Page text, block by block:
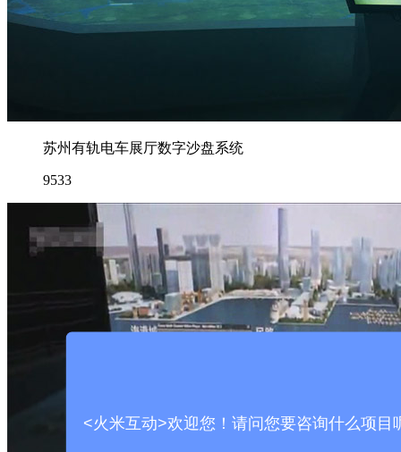
苏州有轨电车展厅数字沙盘系统
9533
<火米互动>欢迎您！请问您要咨询什么项目